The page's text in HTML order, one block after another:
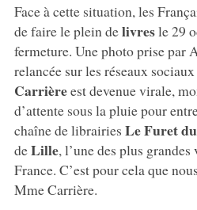
Face à cette situation, les
de faire le plein delivresle 29
fermeture. Une photo prise par
relancée sur les réseaux
Carrièreest devenue virale,
d’attente sous la pluie pour
chaîne de librairies Le Furet
deLille, l’une des plus
France. C’est pour cela que
Mme Carrière.